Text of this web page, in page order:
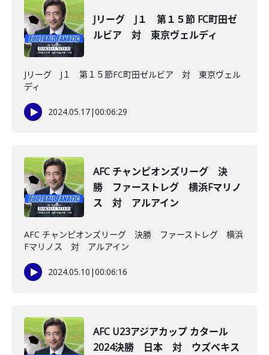
Jリーグ J１ 第１５節 FC町田ゼ
ルビア 対 東京ヴェルディ
Jリーグ J１ 第１５節FC町田ゼルビア 対 東京ヴェル
ディ
2024.05.17|00:06:29
AFC チャンピオンズリーグ 決
勝 ファーストレグ 横浜Fマリノ
ス 対 アルアイン
AFC チャンピオンズリーグ 決勝 ファーストレグ 横浜
Fマリノス 対 アルアイン
2024.05.10 |00:06:16
AFC U23アジアカップ カタール
2024決勝 日本 対 ウズベキス